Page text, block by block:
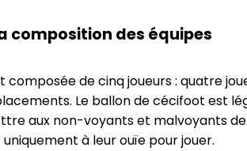
composition des équipes
composée de cinq joueurs : quatre
Le ballon de cécifoot est
aux non-voyants et malvoyants
uniquement à leur ouïe pour jouer.